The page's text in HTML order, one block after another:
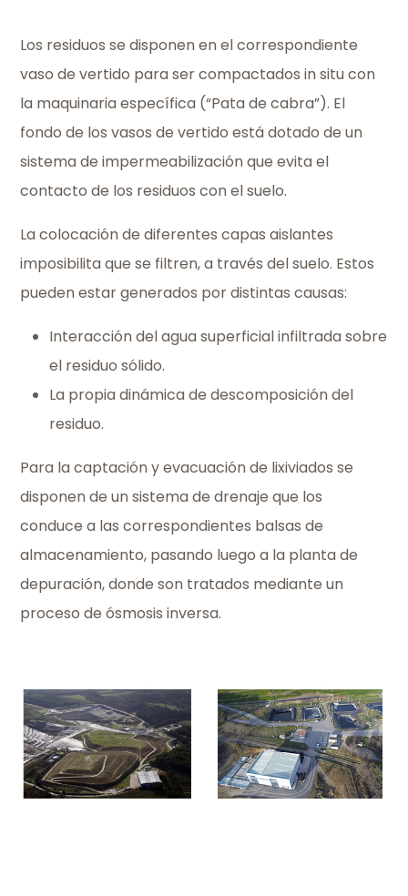
Los residuos se disponen en el correspondiente
vaso de vertido para ser compactados in situ con
la maquinaria específica (“Pata de cabra”). El
fondo de los vasos de vertido está dotado de un
sistema de impermeabilización que evita el
contacto de los residuos con el suelo.
La colocación de diferentes capas aislantes
imposibilita que se filtren, a través del suelo. Estos
pueden estar generados por distintas causas:
Interacción del agua superficial infiltrada sobre
el residuo sólido.
La propia dinámica de descomposición del
residuo.
Para la captación y evacuación de lixiviados se
disponen de un sistema de drenaje que los
conduce a las correspondientes balsas de
almacenamiento, pasando luego a la planta de
depuración, donde son tratados mediante un
proceso de ósmosis inversa.